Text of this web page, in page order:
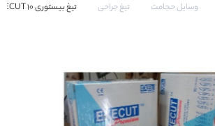
وسایل حجامت تیغ جراحی تیغ بیستوری 10 EXECUT